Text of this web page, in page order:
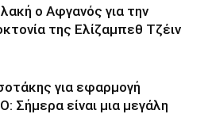
ο Aφγανός για την
της Ελίζαμπεθ Τζέιν
για εφαρμογή
Σήμερα είναι μια μεγάλη